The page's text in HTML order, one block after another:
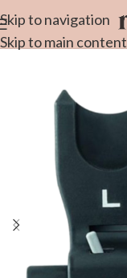
Skip to navigation
Skip to main content